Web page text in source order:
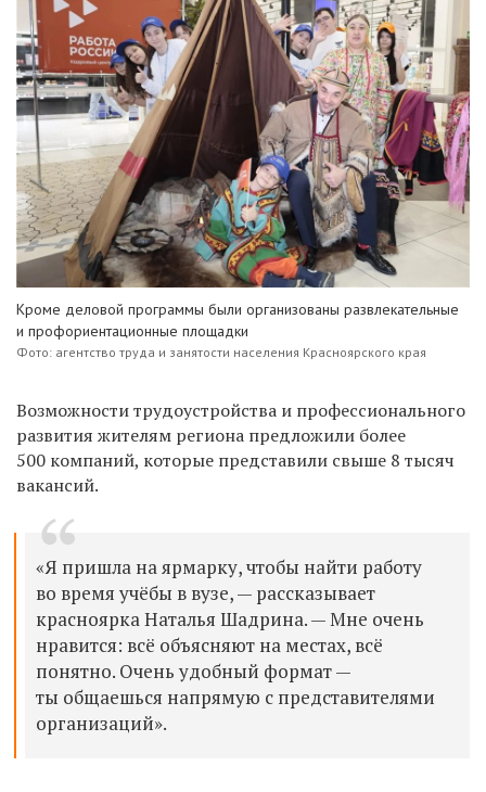
Кроме деловой программы были организованы развлекательные
и профориентационные площадки
Фото: агентство труда и занятости населения Красноярского края
Возможности трудоустройства и профессионального
развития жителям региона предложили более
500 компаний, которые представили свыше 8 тысяч
вакансий.
«Я пришла на ярмарку, чтобы найти работу
во время учёбы в вузе, — рассказывает
красноярка Наталья Шадрина. — Мне очень
нравится: всё объясняют на местах, всё
понятно. Очень удобный формат —
ты общаешься напрямую с представителями
организаций».